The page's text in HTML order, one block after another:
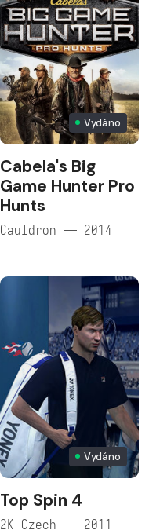
Vydáno
Cabela's Big
Game Hunter Pro
Hunts
Cauldron — 2014
Vydáno
Top Spin 4
2K Czech — 2011